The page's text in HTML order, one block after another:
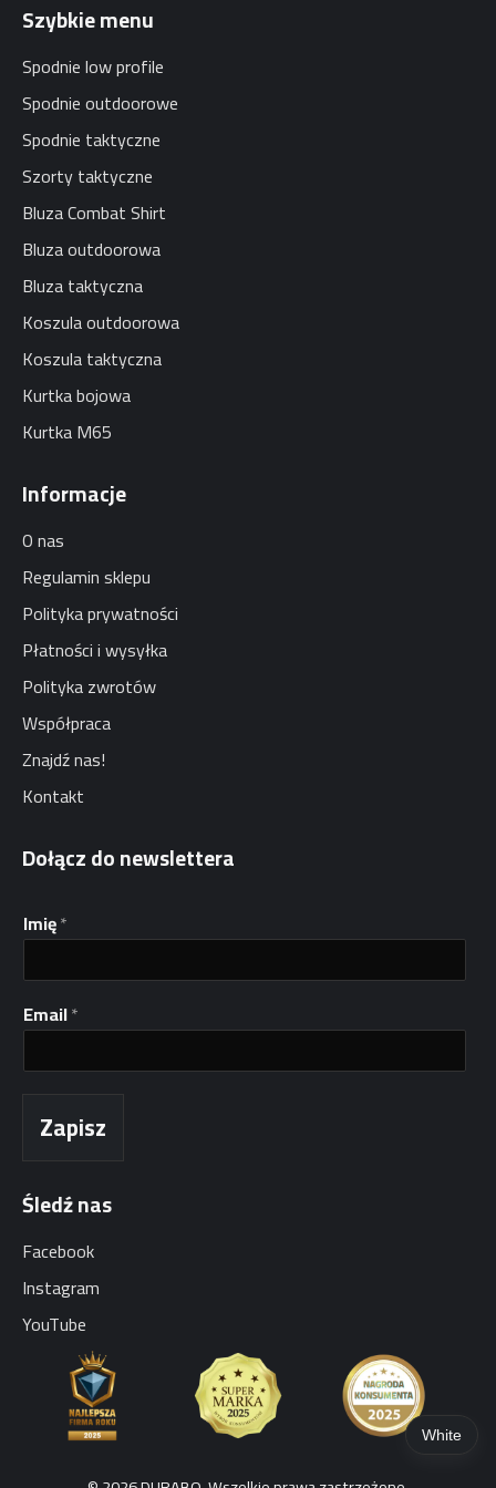
Szybkie menu
Spodnie low profile
Spodnie outdoorowe
Spodnie taktyczne
Szorty taktyczne
Bluza Combat Shirt
Bluza outdoorowa
Bluza taktyczna
Koszula outdoorowa
Koszula taktyczna
Kurtka bojowa
Kurtka M65
Informacje
O nas
Regulamin sklepu
Polityka prywatności
Płatności i wysyłka
Polityka zwrotów
Współpraca
Znajdź nas!
Kontakt
Dołącz do newslettera
*
I
i
ę
E
a
Imię*
Email*
Zapisz
Śledź nas
Facebook
Instagram
YouTube
White